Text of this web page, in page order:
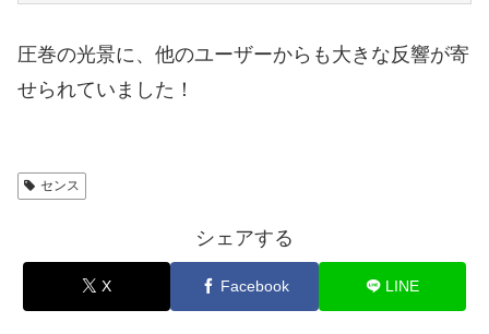
圧巻の光景に、他のユーザーからも大きな反響が寄
せられていました！
センス
シェアする
X Facebook LINE